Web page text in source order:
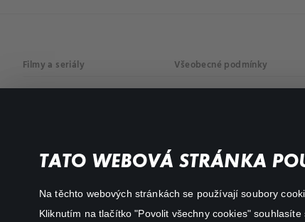
TATO WEBOVÁ STRÁNKA
Na těchto webových stránkách se používají soubory
Kliknutím na tlačítko "Povolit všechny cookies"
Filmy a seriály
Akční
Všeobecné podmínky